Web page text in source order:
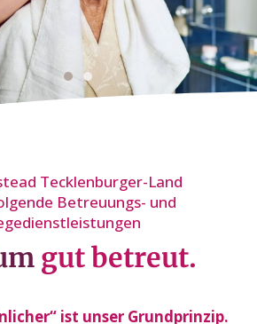
Tecklenburger-Land
Betreuungs- und
gut betreut.
ist unser Grundprinzip.